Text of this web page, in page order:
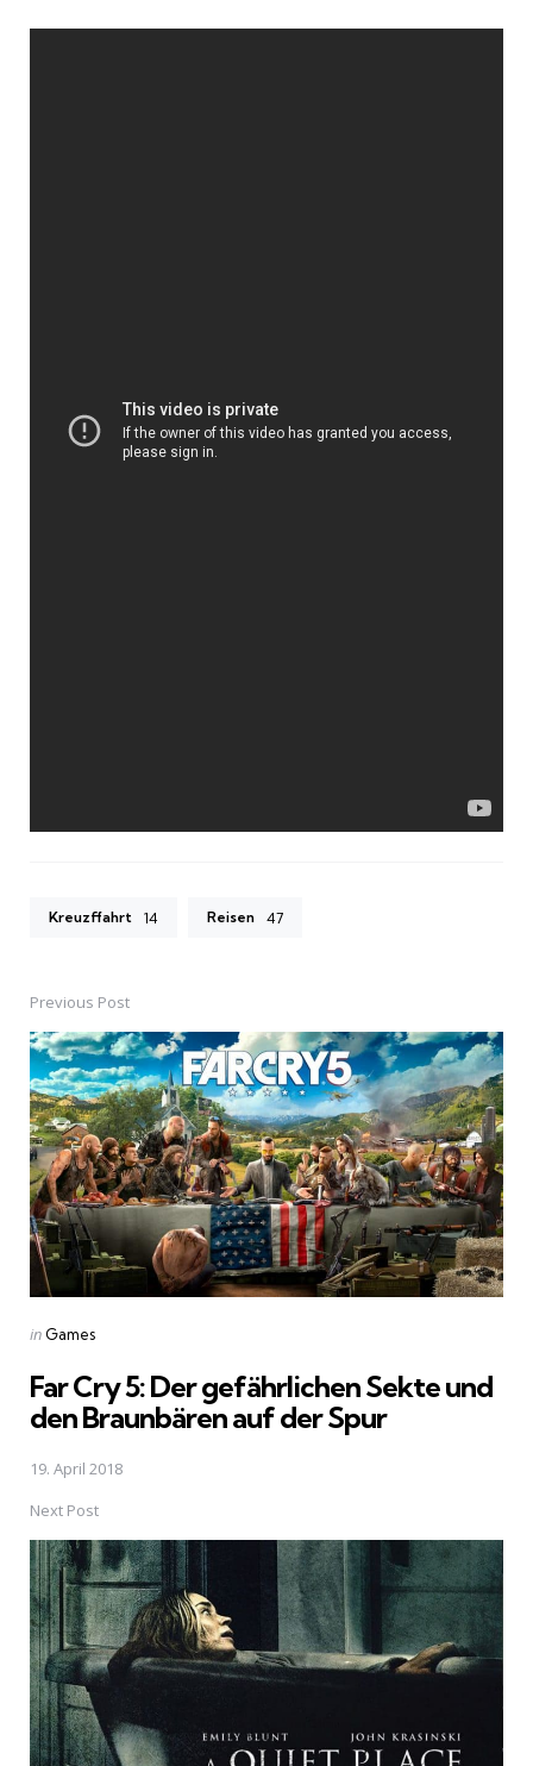
Kreuzffahrt 14 Reisen 47
Post
navigation
Previous Post
Posted
in Games
Far Cry 5: Der gefährlichen Sekte und
den Braunbären auf der Spur
19. April 2018
Next Post